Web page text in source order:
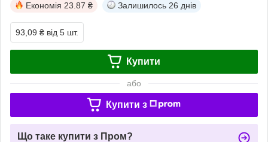
Економія 23.87 ₴ Залишилось 26 днів
93,09 ₴ від 5 шт.
Купити
або
Купити з
Що таке купити з Пром?